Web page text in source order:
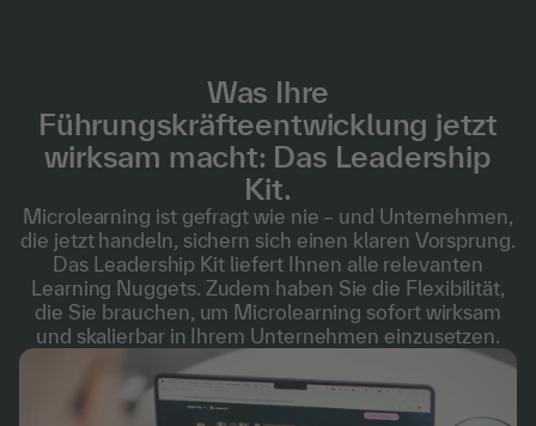
Was Ihre
Führungskräfteentwicklung jetzt
wirksam macht: Das Leadership
Kit.
Microlearning ist gefragt wie nie – und Unternehmen,
die jetzt handeln, sichern sich einen klaren Vorsprung.
Das Leadership Kit liefert Ihnen alle relevanten
Learning Nuggets. Zudem haben Sie die Flexibilität,
die Sie brauchen, um Microlearning sofort wirksam
und skalierbar in Ihrem Unternehmen einzusetzen.